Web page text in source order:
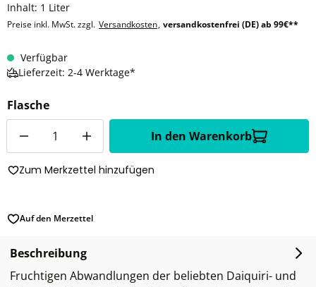
Inhalt: 1 Liter
Preise inkl. MwSt. zzgl. Versandkosten, versandkostenfrei (DE) ab 99€**
Verfügbar
Lieferzeit: 2-4 Werktage*
Flasche
In den Warenkorb
Zum Merkzettel hinzufügen
Auf den Merzettel
Beschreibung
Fruchtigen Abwandlungen der beliebten Daiquiri- und